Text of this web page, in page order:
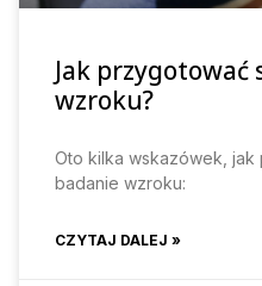
Jak przygotować
wzroku?
Oto kilka wskazówek, jak
badanie wzroku:
CZYTAJ DALEJ »